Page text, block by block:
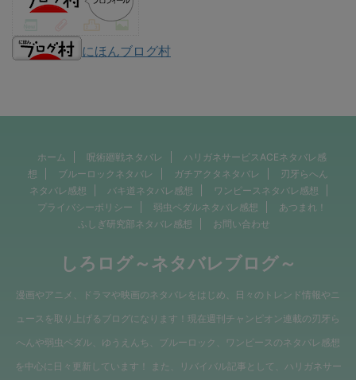
にほんブログ村
ホーム 呪術廻戦ネタバレ
ハリガネサービスACEネタバレ感
想
ブルーロックネタバレ ガチアクタネタバレ
刃牙らへん
ネタバレ感想
バキ道ネタバレ感想
ワンピースネタバレ感想
プライバシーポリシー
弱虫ペダルネタバレ感想
あつまれ！
ふしぎ研究部ネタバレ感想
お問い合わせ
しろログ～ネタバレブログ～
漫画やアニメ、ドラマや映画のネタバレをはじめ、日々のトレンド情報やニ
ュースを取り上げるブログになります！現在週刊チャンピオン連載の刃牙ら
へんや弱虫ペダル、ゆうえんち、ブルーロック、ワンピースのネタバレ感想
を中心に日々更新しています！ また、リバイバル記事として、ハリガネサー